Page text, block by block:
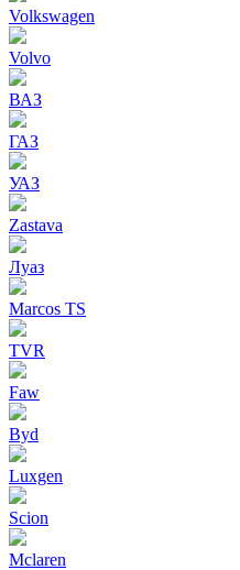
Volkswagen
Volvo
ВАЗ
ГАЗ
УАЗ
Zastava
Луаз
Marcos TS
TVR
Faw
Byd
Luxgen
Scion
Mclaren